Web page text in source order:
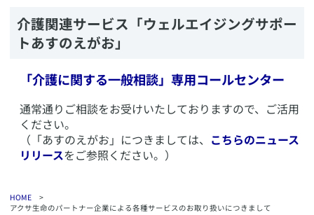
​介護関連サービス「ウェルエイジングサポー
トあすのえがお」
「介護に関する一般相談」専用コールセンター
​通常通りご相談をお受けいたしておりますので、ご活用
ください。
（「あすのえがお」につきましては、 こちらのニュース
リリースをご参照ください。）
HOME
>
アクサ生命のパートナー企業による各種サービスのお取り扱いにつきまして